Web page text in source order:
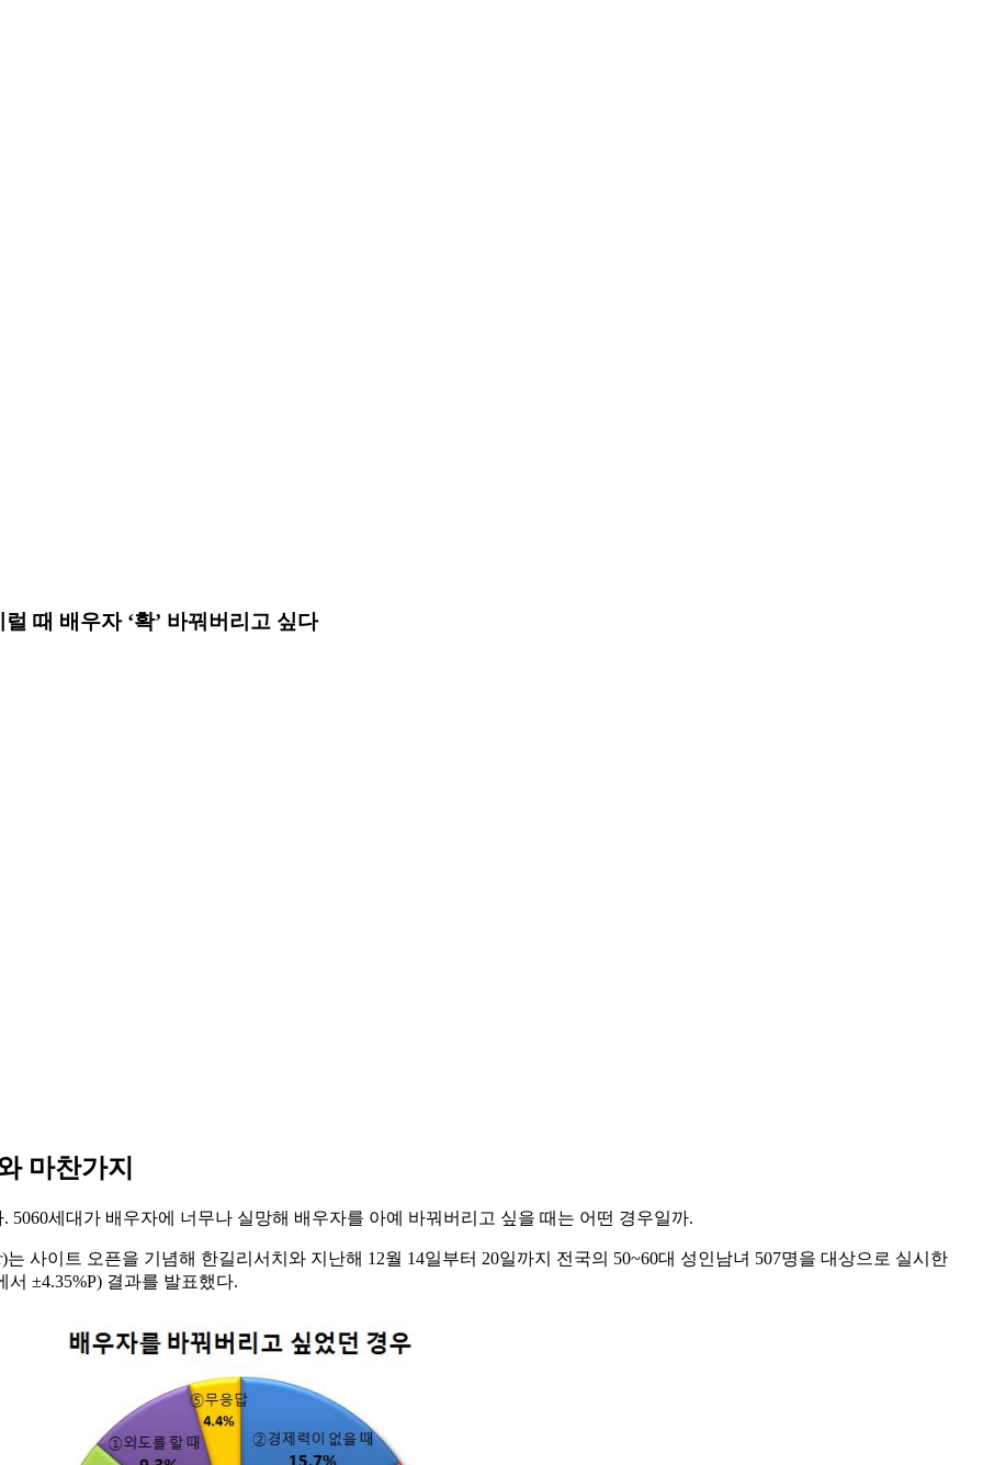
때 배우자 ‘확’ 바꿔버리고 싶다
마찬가지
세대가 배우자에 너무나 실망해 배우자를 아예 바꿔버리고 싶을 때는 어떤 경우일까.
사이트 오픈을 기념해 한길리서치와 지난해 12월 14일부터 20일까지 전국의 50~60대 성인남녀 507명을 대상으로 실시한
서 ±4.35%P) 결과를 발표했다.